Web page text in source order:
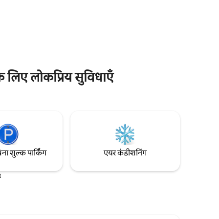
लोकप्रिय सुविधाएँ
शुल्क पार्किंग एयर कंडीशनिंग